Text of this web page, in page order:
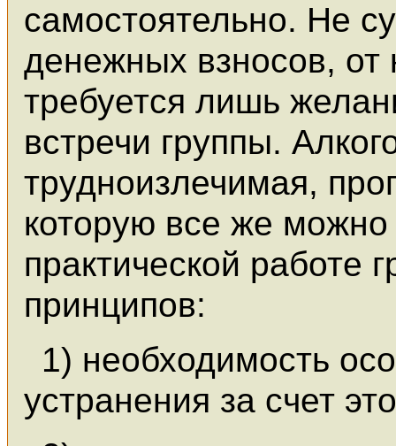
самостоятельно. Не
денежных взносов, от
требуется лишь
встречи группы.
трудноизлечимая,
которую все же можно
практической работе
принципов:
1) необходимость
устранения за счет